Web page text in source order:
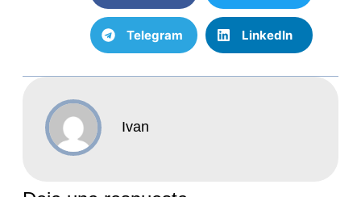
Telegram LinkedIn
Ivan